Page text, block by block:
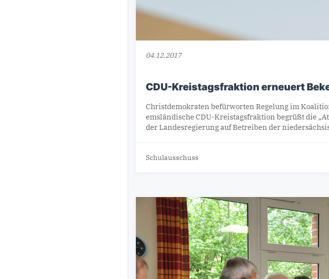
04.12.2017
CDU-Kreistagsfraktion erneuert
Christdemokraten befürworten Regelung im
emsländische CDU-Kreistagsfraktion begrüßt die
der Landesregierung auf Betreiben der
Schulausschuss